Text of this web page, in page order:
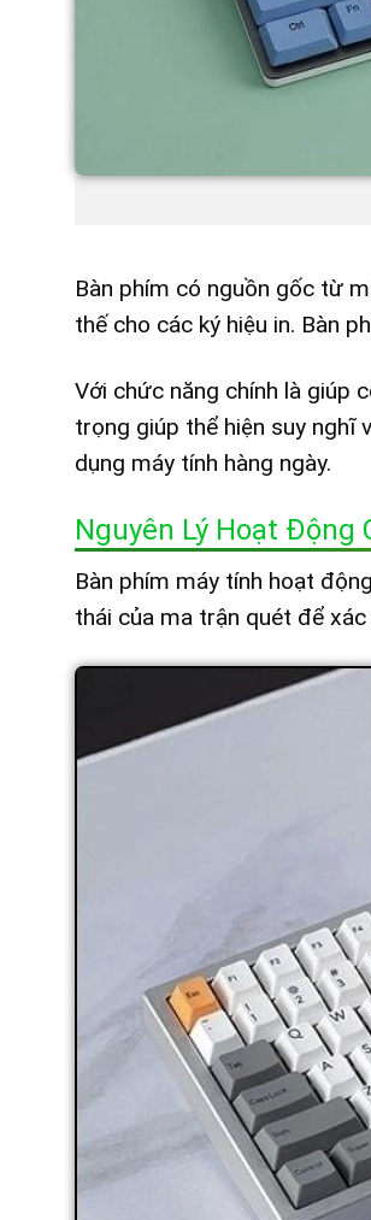
Bàn phím có nguồn gốc từ
thế cho các ký hiệu in. Bàn
Với chức năng chính là giúp
trọng giúp thể hiện suy nghĩ
dụng máy tính hàng ngày.
Nguyên Lý Hoạt Động
Bàn phím máy tính hoạt
thái của ma trận quét để